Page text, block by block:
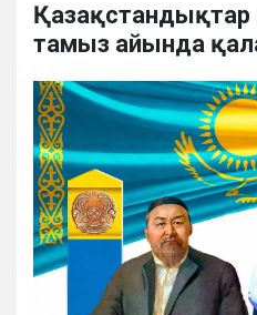
тамыз айында